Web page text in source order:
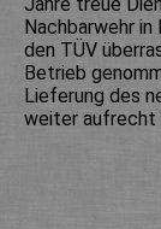
Nachbarwehr
den TÜV
Betrieb
Lieferung des
weiter aufrecht